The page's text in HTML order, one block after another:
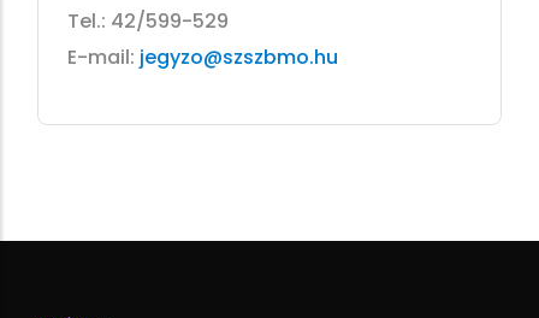
Tel.: 42/599-529
E-mail: jegyzo@szszbmo.hu